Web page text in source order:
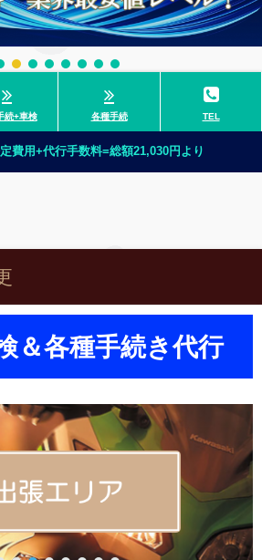
続+車検 各種手続 TEL
費用+代行手数料=総額21,030円より
＆各種手続き代行